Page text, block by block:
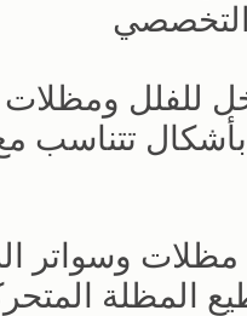
التخصصي
للفلل
تتناسب
مظلات وسواتر
المظلة المتحركة